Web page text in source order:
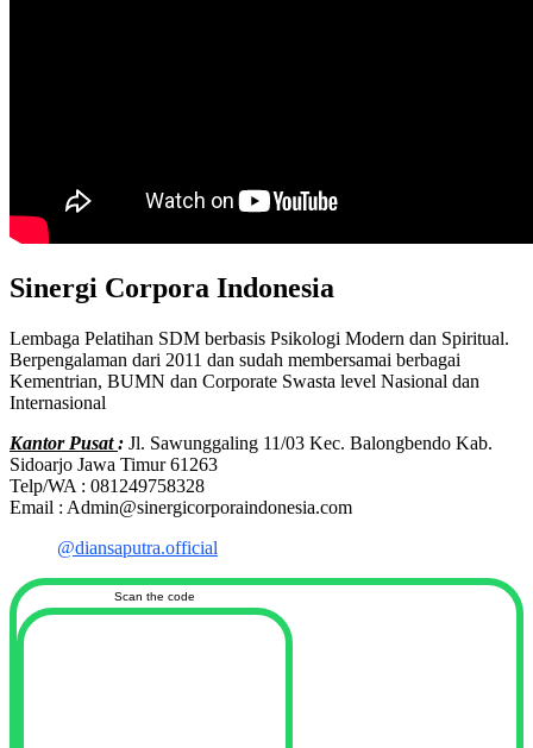
Sinergi Corpora Indonesia
Lembaga Pelatihan SDM berbasis Psikologi Modern dan Spiritual.
Berpengalaman dari 2011 dan sudah membersamai berbagai
Kementrian, BUMN dan Corporate Swasta level Nasional dan
Internasional
Kantor Pusat: Jl. Sawunggaling 11/03 Kec. Balongbendo Kab.
Sidoarjo Jawa Timur 61263
Telp/WA : 081249758328
Email : Admin@sinergicorporaindonesia.com
@diansaputra.official
Scan the code